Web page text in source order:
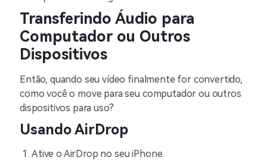
Transferindo Áudio para
Computador ou Outros
Dispositivos
Então, quando seu vídeo finalmente for convertido,
como você o move para seu computador ou outros
dispositivos para uso?
Usando AirDrop
Ative o AirDrop no seu iPhone.